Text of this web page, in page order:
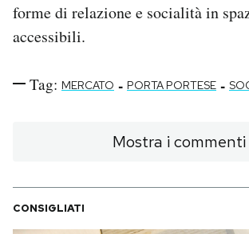
forme di relazione e socialità in
accessibili.
Tag: MERCATO - PORTA PORTESE -
Mostra i commenti
CONSIGLIATI